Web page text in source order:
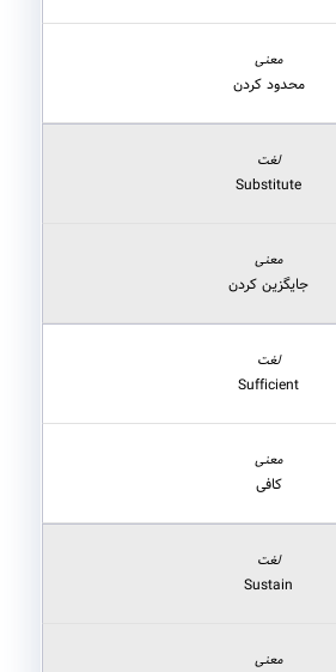
محدود کردن
Substitute
جایگزین کردن
Sufficient
کافی
Sustain